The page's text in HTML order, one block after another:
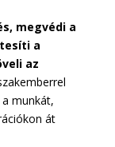
megvédi a
a
az
munkát,
át